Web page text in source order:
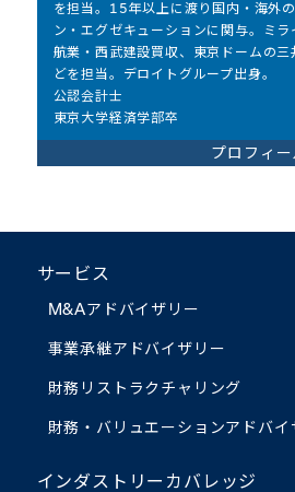
を担当。15年以上に渡り国内・海外
ン・エグゼキューションに関与。ミ
航業・西武建設買収、東京ドームの
どを担当。デロイトグループ出身。
公認会計士
東京大学経済学部卒
プロフィ
サービス
M&Aアドバイザリー
事業承継アドバイザリー
財務リストラクチャリング
財務・バリュエーションアドバイ
インダストリーカバレッジ